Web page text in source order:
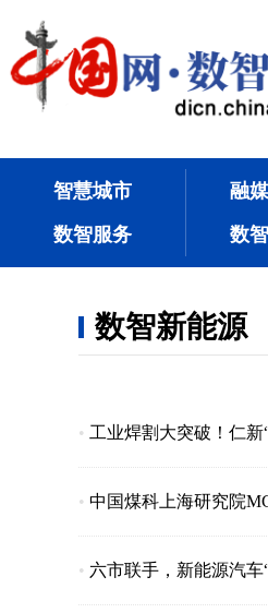
智慧城市 融
数智服务
数
数智新能源
• 工业焊割大突破！仁
• 中国煤科上海研究院
• 六市联手，新能源汽车